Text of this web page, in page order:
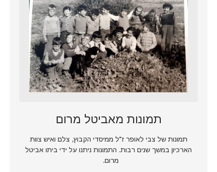
תמונות מאביטל מרום
תמונות של צבי לאופר ז"ל ממיסדי הקבוץ, צלם ואיש צוות
הארכיון במשך שנים רבות. התמונות ניתנו על ידי ביתו אביטל
מרום.